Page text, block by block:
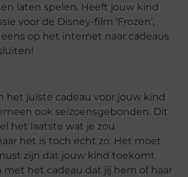
laten spelen. Heeft jouw kind
voor de Disney-film ‘Frozen’,
op het internet naar cadeaus
het juiste cadeau voor jouw kind
ook seizoensgebonden. Dit
het laatste wat je zou
het is toch echt zo. Het moet
zijn dat jouw kind toekomt
met het cadeau dat jij hem of haar